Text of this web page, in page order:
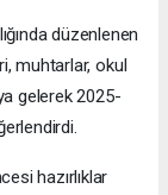
düzenlenen
muhtarlar, okul
gelerek 2025-
hazırlıklar